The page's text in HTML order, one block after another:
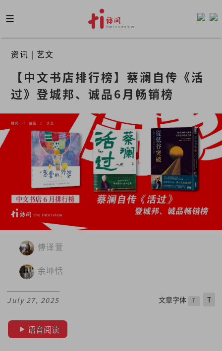
to
content
资讯 | 艺文
【中文书店排行榜】蔡澜自传《活
过》登城邦、诚品6月畅销榜
傅译萱
余坤恬
July 27, 2025 文章字体 T T
语音阅读